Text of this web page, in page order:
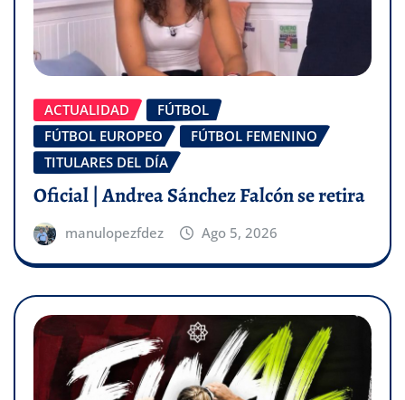
ACTUALIDAD
FÚTBOL
FÚTBOL EUROPEO
FÚTBOL FEMENINO
TITULARES DEL DÍA
Oficial | Andrea Sánchez Falcón se retira
manulopezfdez Ago 5, 2026